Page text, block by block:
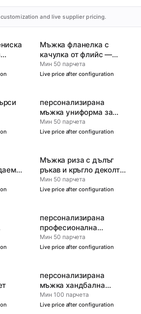
and live supplier pricing.
Мъжка фланелка с
качулка от флийс —
Удобство и стил
Мин 50 парчета
Live price after configuration
персонализирана
мъжка униформа за
хокей на лед
Мин 50 парчета
Live price after configuration
Мъжка риза с дълъг
ръкав и кръгло деколте
— Устойчива и мека
Мин 50 парчета
Live price after configuration
персонализирана
професионална
футболна фланелка
Мин 50 парчета
Live price after configuration
персонализирана
мъжка хандбална
фланелка
Мин 100 парчета
Live price after configuration